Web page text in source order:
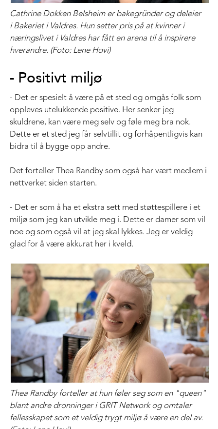
Cathrine Dokken Belsheim er bakegründer og deleier
i Bakeriet i Valdres. Hun setter pris på at kvinner i
næringslivet i Valdres har fått en arena til å inspirere
hverandre. (Foto: Lene Hovi)
- Positivt miljø
- Det er spesielt å være på et sted og omgås folk som
oppleves utelukkende positive. Her senker jeg
skuldrene, kan være meg selv og føle meg bra nok.
Dette er et sted jeg får selvtillit og forhåpentligvis kan
bidra til å bygge opp andre.
Det forteller Thea Randby som også har vært medlem i
nettverket siden starten.
- Det er som å ha et ekstra sett med støttespillere i et
miljø som jeg kan utvikle meg i. Dette er damer som vil
noe og som også vil at jeg skal lykkes. Jeg er veldig
glad for å være akkurat her i kveld.
Thea Randby forteller at hun føler seg som en "queen"
blant andre dronninger i GRIT Network og omtaler
fellesskapet som et veldig trygt miljø å være en del av.